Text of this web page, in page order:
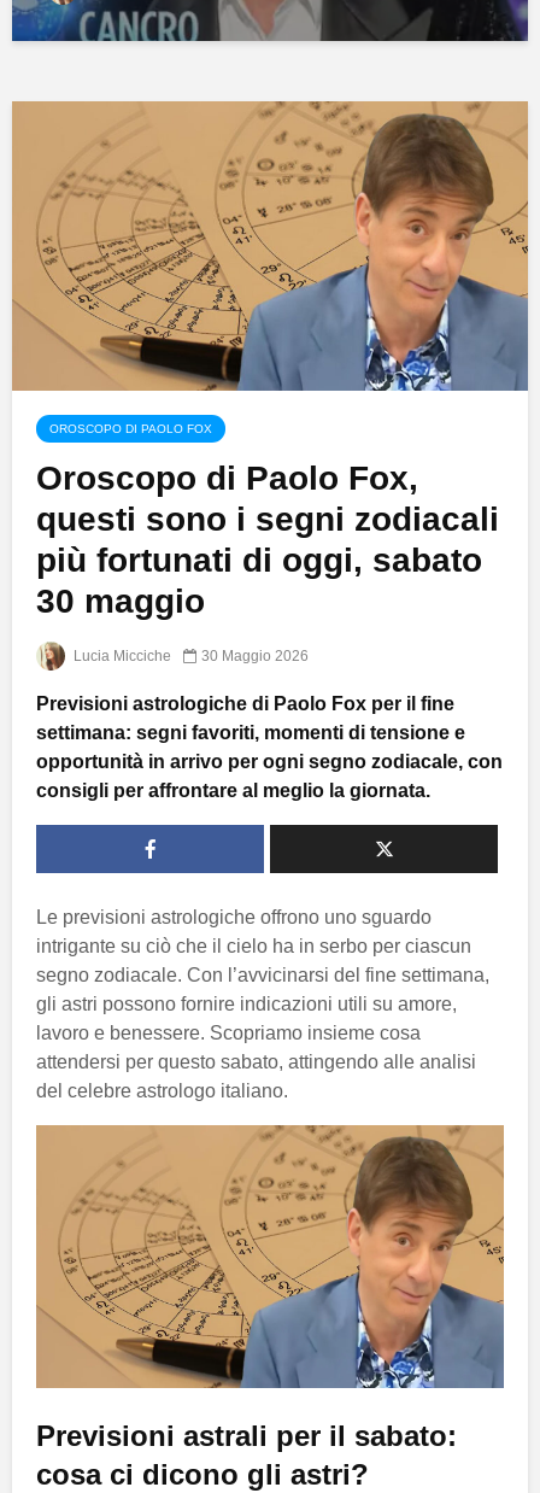
OROSCOPO DI PAOLO FOX
Oroscopo di Paolo Fox,
questi sono i segni zodiacali
più fortunati di oggi, sabato
30 maggio
Lucia Micciche 30 Maggio 2026
Previsioni astrologiche di Paolo Fox per il fine
settimana: segni favoriti, momenti di tensione e
opportunità in arrivo per ogni segno zodiacale, con
consigli per affrontare al meglio la giornata.
Le previsioni astrologiche offrono uno sguardo
intrigante su ciò che il cielo ha in serbo per ciascun
segno zodiacale. Con l’avvicinarsi del fine settimana,
gli astri possono fornire indicazioni utili su amore,
lavoro e benessere. Scopriamo insieme cosa
attendersi per questo sabato, attingendo alle analisi
del celebre astrologo italiano.
Previsioni astrali per il sabato:
cosa ci dicono gli astri?